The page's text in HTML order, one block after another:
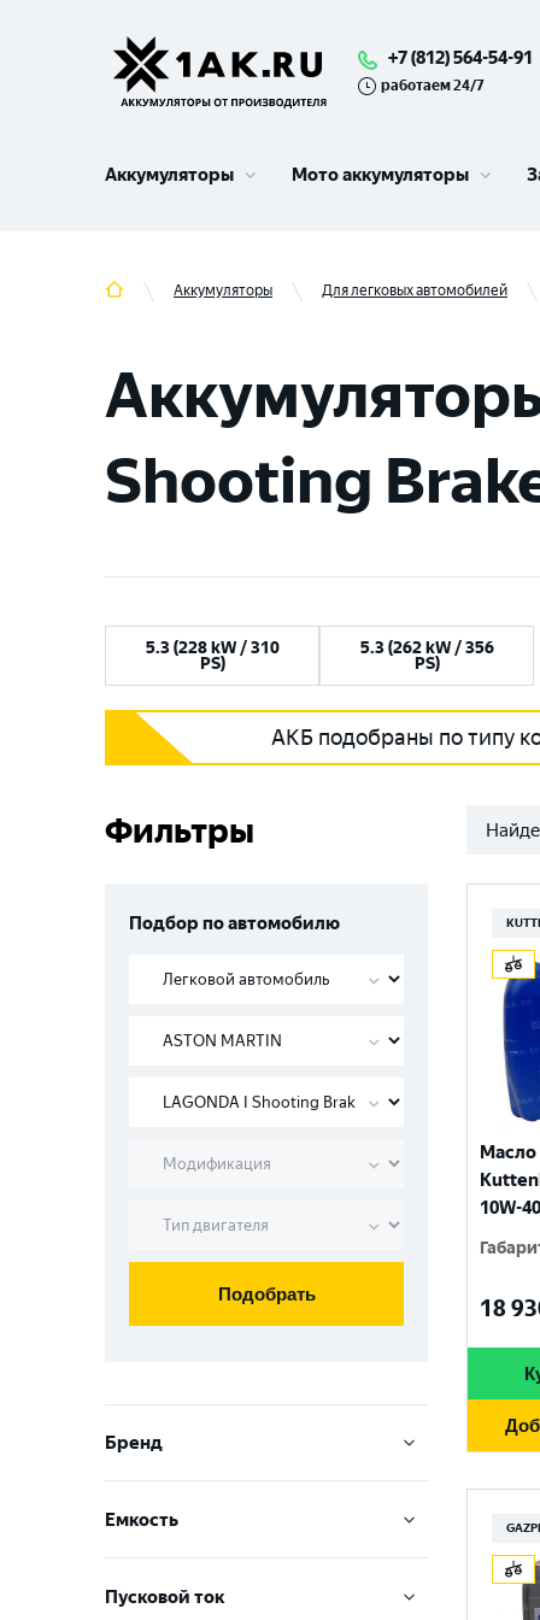
+7 (812) 564-54-91
работаем 24/7
Аккумуляторы Мото аккумуляторы
Аккумуляторы Для легковых автомобилей
Shooting
5.3 (228 kW / 310
PS)
5.3 (262 kW / 356
PS)
АКБ подобраны по типу
Фильтры
Подбор по автомобилю
Подобрать
Бренд
АКОМ
Емкость
Пусковой ток
10W-
18